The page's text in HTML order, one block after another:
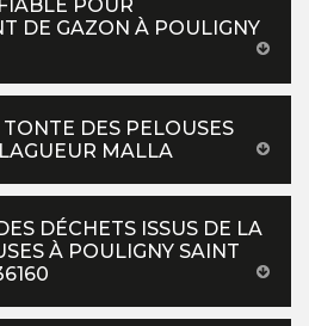
POUR
DE GAZON À POULIGNY
DES PELOUSES
MALLA
DÉCHETS ISSUS DE LA
À POULIGNY SAINT